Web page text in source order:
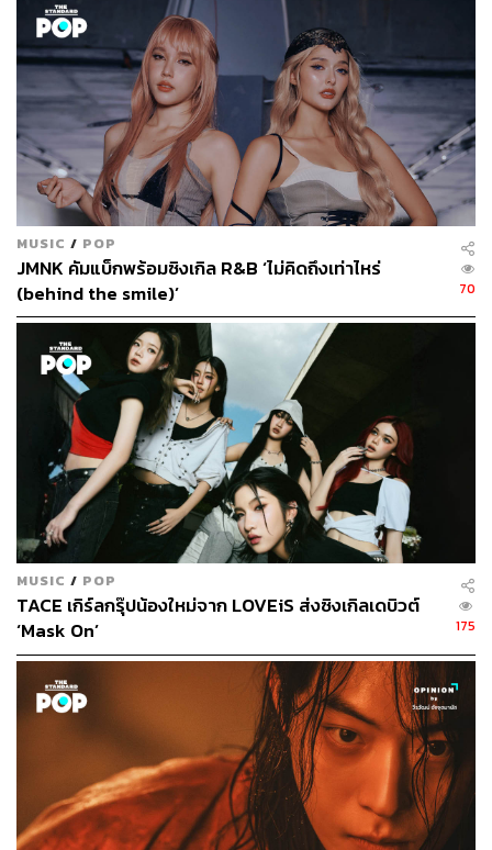
ก่อนที่ล่าสุดจะได้ขึ้นเวทีฟีเจอริงกับ ‘พี่แจ็ค’​ Jackson Wang
ศิลปิน K-Pop ชื่อก้องโลก ในศึก ‘THE MATCH’ และนำไปสู่
การพูดถึงเรื่อง ‘ซอฟต์พาวเวอร์’ ของดนตรีที่ส่งผลกระทบต่อ
เศรษฐกิจได้
ในกรณีของดนตรี K-Pop นั้นทางภาครัฐของเกาหลีใต้ให้การ
สนับสนุนอย่างเต็มที่ โดยไม่ได้สนับสนุนเพียงแค่ดนตรี แต่
รวมถึงผลงานภาพยนตร์และละครที่เป็นเหมือนการ
ประชาสัมพันธ์ประเทศในทางอ้อม กระตุ้นให้เกิดความรู้สึกที่
ดี ความผูกพัน และนำไปสู่การอยากสนับสนุนประเทศ ไม่ว่า
จะเป็นการเดินทางมาท่องเที่ยวหรืออุดหนุนผลงาน ไม่ว่าจะ
เป็นในรูปแบบใดก็ตาม
ขณะที่ประเทศไทยได้เริ่มเดินตามเช่นกัน โดยระยะหลังละคร
ที่ถูกซื้อไปฉายยังต่างประเทศเริ่มได้รับความนิยมอย่างสูงและ
กำลังเป็นปรากฏการณ์ อย่างเรื่อง ‘เพราะเราคู่กัน (2gether)
ที่ได้รับความนิยมอย่างถล่มทลายในญี่ปุ่น ไต้หวัน และ
ฟิลิปปินส์ ซึ่งผลต่อเนื่องที่ตามมาคือ การที่แฟนๆ ละครเหล่านี้
เริ่มหันมาให้ความสนใจวงการดนตรีของไทยไปด้วย
“ละครเป็นหนึ่งในองค์ประกอบของซอฟต์พาวเวอร์ของไทย
และเราก็สอดแทรก T-Pop เข้าไปด้วยการใช้เป็นเพลง
ประกอบละครไทยเหล่านี้” วิชชุลี โชติเบญจกุล เจ้าหน้าที่
สถานอัครราชทูตไทย ณ กรุงโตเกียว ประเทศญี่ปุ่น ซึ่งเพิ่งจัด
กล่าวต่อ Nikkei Asia
“รัฐบาลไทยต้องการให้ดนตรี T-Pop มีชื่อเสียงระดับโลก และ
อุตสาหกรรม T-Pop ก็ต้องการแบบนั้นเช่นเดียวกัน ซึ่งด้วย
ศักยภาพที่สูงและเอกลักษณ์ที่ไม่เหมือนใคร พวกเขามีโอกาส
จะไปได้ไกล”
MUSIC / POP
JMNK คัมแบ็กพร้อมซิงเกิล R&B ‘ไม่คิดถึงเท่าไหร่
(behind the smile)’
70
MUSIC / POP
TACE เกิร์ลกรุ๊ปน้องใหม่จาก LOVEiS ส่งซิงเกิลเดบิวต์
‘Mask On’
175